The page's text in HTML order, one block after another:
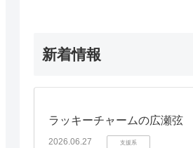
新着情報
ラッキーチャームの広瀬弦
2026.06.27 支援系